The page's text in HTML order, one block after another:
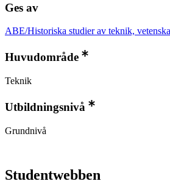
Ges av
ABE/Historiska studier av teknik,
Huvudområde
Teknik
Utbildningsnivå
Grundnivå
Studentwebben